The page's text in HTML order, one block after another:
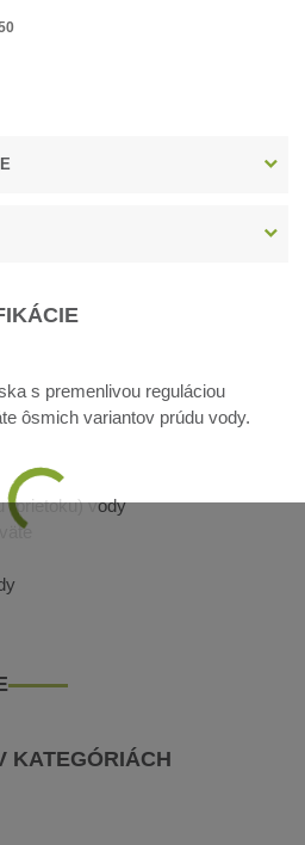
s premenlivou reguláciou
ôsmich variantov prúdu vody.
(prietoku) vody
KATEGÓRIÁCH